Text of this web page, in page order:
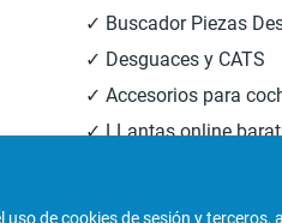
✓ Buscador Piezas
✓ Desguaces y CATS
✓ Accesorios para
✓ LLantas online
uso decookies de sesión y terceros,